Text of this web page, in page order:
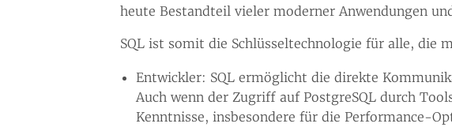
heute Bestandteil vieler moderner Anwendungen
SQL ist somit die Schlüsseltechnologie für alle, die
Entwickler: SQL ermöglicht die direkte
Auch wenn der Zugriff auf PostgreSQL durch
Kenntnisse, insbesondere für die Performance-